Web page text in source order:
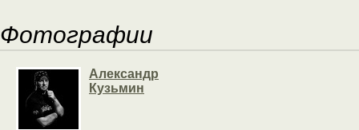
Фотографии
Александр
Кузьмин